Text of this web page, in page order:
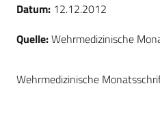
Datum: 12.12.2012
Quelle:Wehrmedizinische
Wehrmedizinische